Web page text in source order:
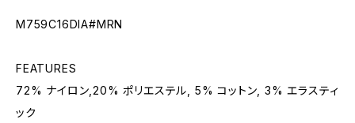
M759C16DIA#MRN
FEATURES
72% ナイロン,20% ポリエステル, 5% コットン, 3% エラスティ
ック